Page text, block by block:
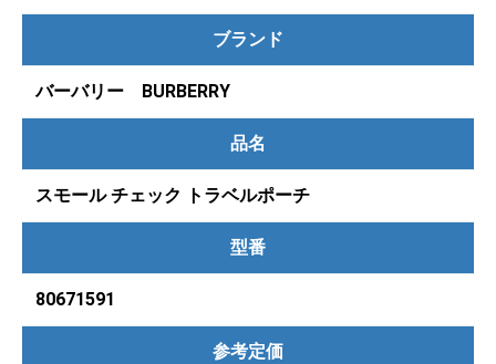
ブランド
バーバリー BURBERRY
品名
スモール チェック トラベルポーチ
型番
80671591
参考定価